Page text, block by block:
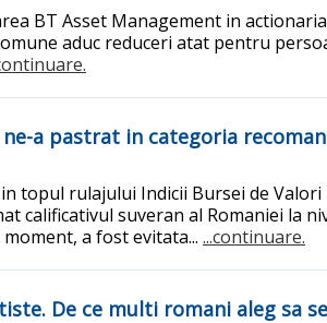
BT Asset Management in
aduc reduceri atat pentru
ne-a pastrat in categoria
topul rulajului Indicii Bursei de
calificativul suveran al Romaniei la
a fost evitata... ...continuare.
De ce multi romani aleg sa